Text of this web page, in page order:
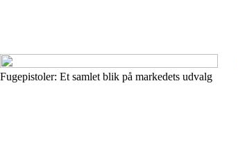
Fugepistoler: Et samlet blik på markedets udvalg